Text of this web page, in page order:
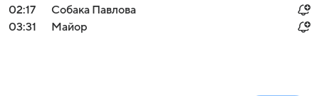
02:17
Собака Павлова
03:31
Майор